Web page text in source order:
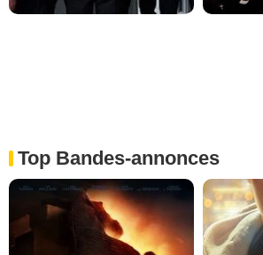
Top Bandes-annonces